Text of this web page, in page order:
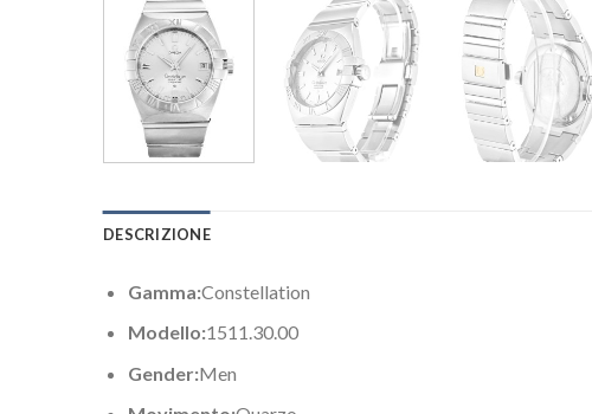
DESCRIZIONE
Gamma:Constellation
Modello:1511.30.00
Gender:Men